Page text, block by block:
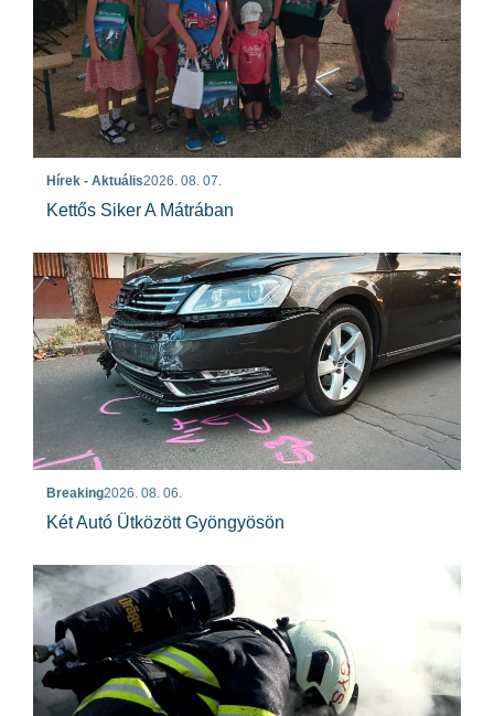
Hírek - Aktuális2026. 08. 07.
Kettős Siker A Mátrában
Breaking2026. 08. 06.
Két Autó Ütközött Gyöngyösön